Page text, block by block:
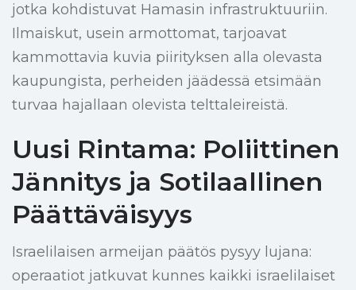
jotka kohdistuvat Hamasin infrastruktuuriin.
Ilmaiskut, usein armottomat, tarjoavat
kammottavia kuvia piirityksen alla olevasta
kaupungista, perheiden jäädessä etsimään
turvaa hajallaan olevista telttaleireistä.
Uusi Rintama: Poliittinen
Jännitys ja Sotilaallinen
Päättäväisyys
Israelilaisen armeijan päätös pysyy lujana:
operaatiot jatkuvat kunnes kaikki israelilaiset